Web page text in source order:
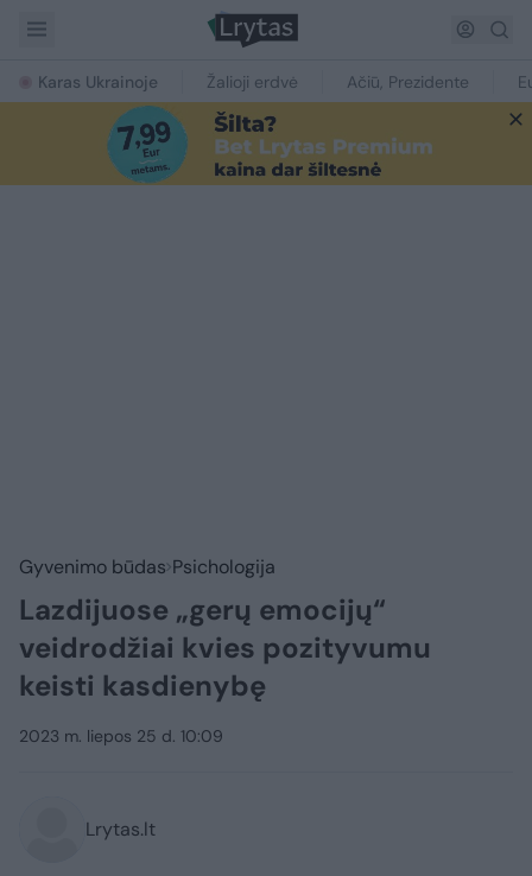
Karas Ukrainoje Žalioji erdvė Ačiū, Prezidente
Gyvenimo būdas Psichologija
Lazdijuose „gerų emocijų“
veidrodžiai kvies pozityvumu
keisti kasdienybę
2023 m. liepos 25 d. 10:09
Lrytas.lt